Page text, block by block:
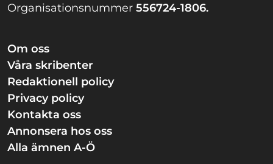
Organisationsnummer 556724-1806.
Om oss
Våra skribenter
Redaktionell policy
Privacy policy
Kontakta oss
Annonsera hos oss
Alla ämnen A-Ö